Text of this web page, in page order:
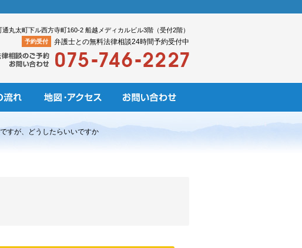
丸太町下ル西方寺町160-2 船越メディカルビル3階（受付2階）
弁護士との無料法律相談24時間予約受付中
予約受付
すが、どうしたらいいですか